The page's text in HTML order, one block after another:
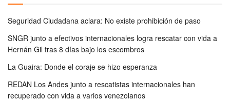
Seguridad Ciudadana aclara: No existe prohibición de paso
SNGR junto a efectivos internacionales logra rescatar con vida a
Hernán Gil tras 8 días bajo los escombros
La Guaira: Donde el coraje se hizo esperanza
REDAN Los Andes junto a rescatistas internacionales han
recuperado con vida a varios venezolanos